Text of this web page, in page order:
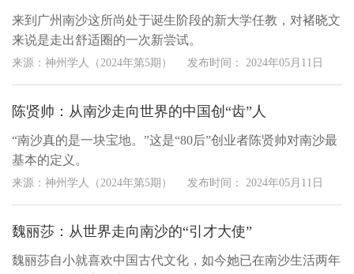
来到广州南沙这所尚处于诞生阶段的新大学任教，对褚晓文
来说是走出舒适圈的一次新尝试。
来源：神州学人（2024年第5期） 发布时间： 2024年05月11日
陈贤帅：从南沙走向世界的中国创“齿”人
“南沙真的是一块宝地。”这是“80后”创业者陈贤帅对南沙最
基本的定义。
来源：神州学人（2024年第5期） 发布时间： 2024年05月11日
魏丽莎：从世界走向南沙的“引才大使”
魏丽莎自小就喜欢中国古代文化，如今她已在南沙生活两年